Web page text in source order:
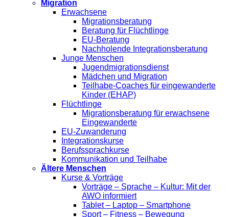
Migration
Erwachsene
Migrationsberatung
Beratung für Flüchtlinge
EU-Beratung
Nachholende Integrationsberatung
Junge Menschen
Jugendmigrationsdienst
Mädchen und Migration
Teilhabe-Coaches für eingewanderte
Kinder (EHAP)
Flüchtlinge
Migrationsberatung für erwachsene
Eingewanderte
EU-Zuwanderung
Integrationskurse
Berufssprachkurse
Kommunikation und Teilhabe
Ältere Menschen
Kurse & Vorträge
Vorträge – Sprache – Kultur: Mit der
AWO informiert
Tablet – Laptop – Smartphone
Sport – Fitness – Bewegung